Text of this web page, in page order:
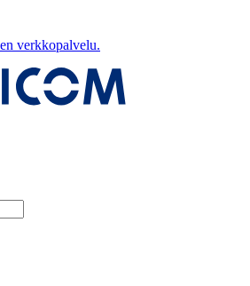
verkkopalvelu.